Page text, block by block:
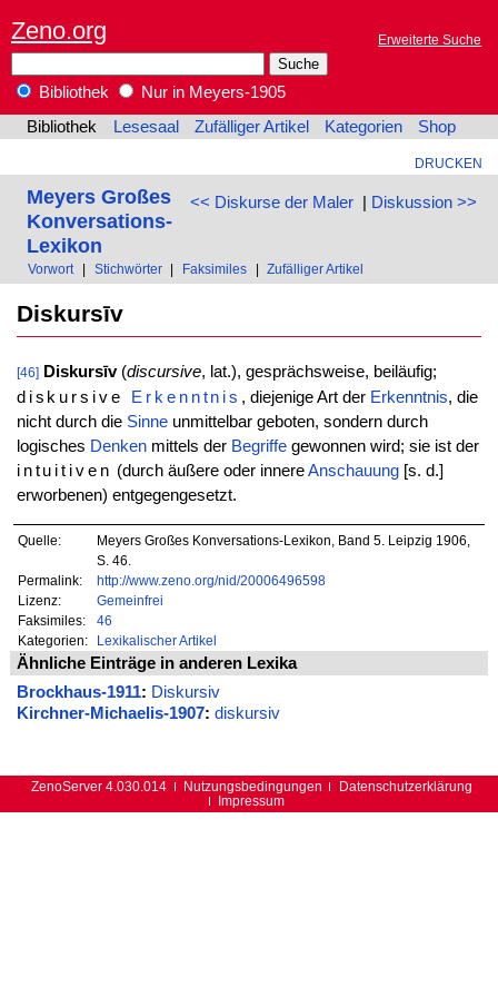
Zeno.org Erweiterte Suche
Bibliothek
Nur in Meyers-1905
Bibliothek
Lesesaal Zufälliger Artikel Kategorien Shop
DRUCKEN
<< Diskurse der Maler| Diskussion >>
Meyers Großes
Konversations-
Lexikon
Vorwort Stichwörter Faksimiles Zufälliger Artikel
Diskursīv
[46] Diskursīv(discursive, lat.), gesprächsweise, beiläufig;
diskursive
Erkenntnis , diejenige Art der Erkenntnis, die
nicht durch die Sinneunmittelbar geboten, sondern durch
logisches Denkenmittels der Begriffegewonnen wird; sie ist der
intuitiven (durch äußere oder innereAnschauung [s. d.]
erworbenen) entgegengesetzt.
Quelle:
Meyers Großes Konversations-Lexikon, Band 5. Leipzig 1906,
S. 46.
Permalink:
http://www.zeno.org/nid/20006496598
Lizenz:
Gemeinfrei
Faksimiles:
46
Kategorien:
Lexikalischer Artikel
Ähnliche Einträge in anderen Lexika
Brockhaus-1911: Diskursiv
Kirchner-Michaelis-1907: diskursiv
ZenoServer 4.030.014 Nutzungsbedingungen
Datenschutzerklärung
Impressum